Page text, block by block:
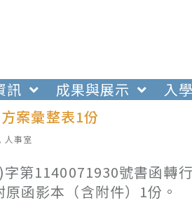
訊 成果與展示 入
案彙整表1份
人事室
第1140071930號書函轉
函影本（含附件）1份。